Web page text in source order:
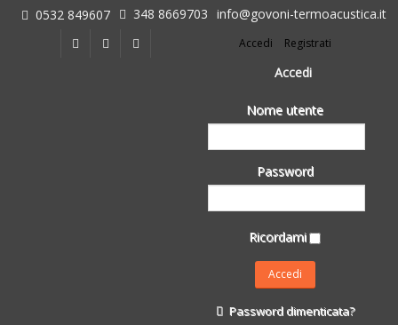
0532 849607 348 8669703 info@govoni-termoacustica.it
Accedi Registrati
Accedi
Nome utente
Password
Ricordami
Password dimenticata?
L'azienda
Chi siamo
Fasi della Ricostruzione Post Terremoto
Impermeabilizzanti per l'edilizia
Isolanti Termici, cartongesso e sistemi a secco